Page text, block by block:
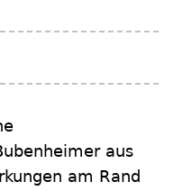
aus
am Rand